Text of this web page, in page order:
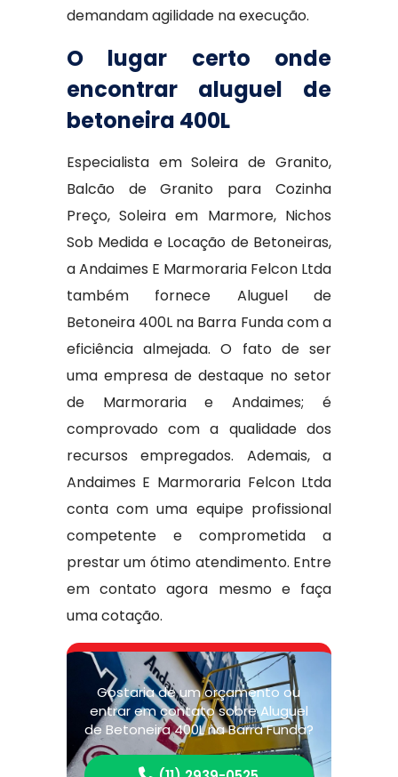
demandam agilidade na execução.
O lugar certo onde
encontrar aluguel de
betoneira 400L
Especialista em Soleira de Granito,
Balcão de Granito para Cozinha
Preço, Soleira em Marmore, Nichos
Sob Medida e Locação de Betoneiras,
a Andaimes E Marmoraria Felcon Ltda
também fornece Aluguel de
Betoneira 400L na Barra Funda com a
eficiência almejada. O fato de ser
uma empresa de destaque no setor
de Marmoraria e Andaimes; é
comprovado com a qualidade dos
recursos empregados. Ademais, a
Andaimes E Marmoraria Felcon Ltda
conta com uma equipe profissional
competente e comprometida a
prestar um ótimo atendimento. Entre
em contato agora mesmo e faça
uma cotação.
Gostaria de um orçamento ou
entrar em contato sobre Aluguel
de Betoneira 400L na Barra Funda?